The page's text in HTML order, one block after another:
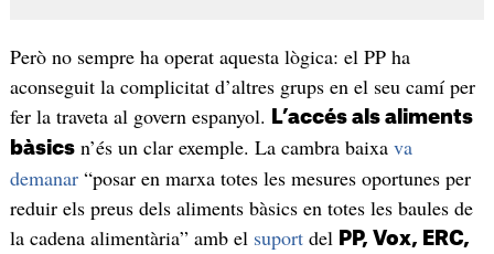
Però no sempre ha operat aquesta lògica: el PP ha
aconseguit la complicitat d’altres grups en el seu camí per
fer la traveta al govern espanyol.
L’accés als aliments
bàsicsn’és un clar exemple. La cambra baixa va
demanar“posar en marxa totes les mesures oportunes per
reduir els preus dels aliments bàsics en totes les baules de
la cadena alimentària” amb el suportdel PP, Vox, ERC,